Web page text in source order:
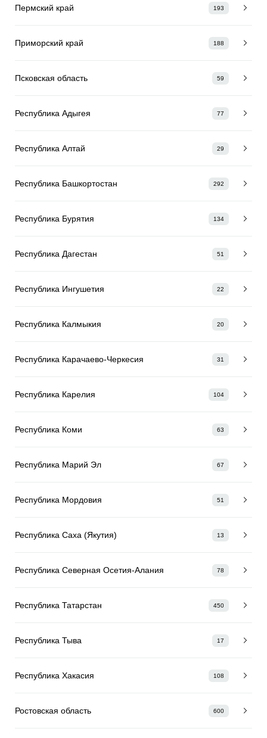
Пермский край 193
Приморский край 188
Псковская область 59
Республика Адыгея 77
Республика Алтай 29
Республика Башкортостан 292
Республика Бурятия 134
Республика Дагестан 51
Республика Ингушетия 22
Республика Калмыкия 20
Республика Карачаево-Черкесия 31
Республика Карелия 104
Республика Коми 63
Республика Марий Эл 67
Республика Мордовия 51
Республика Саха (Якутия) 13
Республика Северная Осетия-Алания 78
Республика Татарстан 450
Республика Тыва 17
Республика Хакасия 108
Ростовская область 600